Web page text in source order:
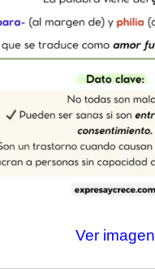
Ver imagen